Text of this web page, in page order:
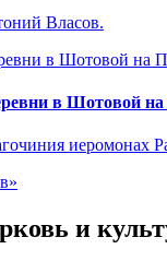
Власов.
в Шотовой
иеромонах
и